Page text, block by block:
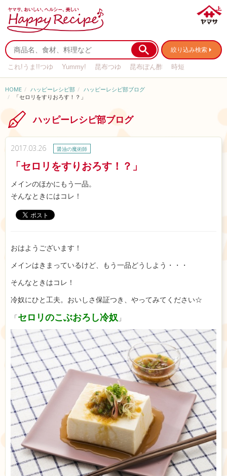
絞り込み検索
これ!うま!!つゆ Yummy! 昆布つゆ 昆布ぽん酢
時短
HOME
ハッピーレシピ部
ハッピーレシピ部ブログ
「セロリをすりおろす！？」
ハッピーレシピ部ブログ
2017.03.26 醤油の魔術師
「セロリをすりおろす！？」
メインのほかにもう一品。
そんなときにはコレ！
おはようございます！
メインはきまっているけど、もう一品どうしよう・・・
そんなときはコレ！
冷奴にひと工夫。おいしさ保証つき、やってみてください☆
「セロリのこぶおろし冷奴 」